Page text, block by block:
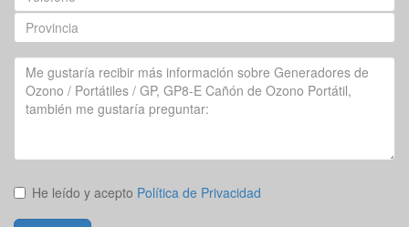
Provincia
Su
pregunta
He leído y acepto Política de Privacidad